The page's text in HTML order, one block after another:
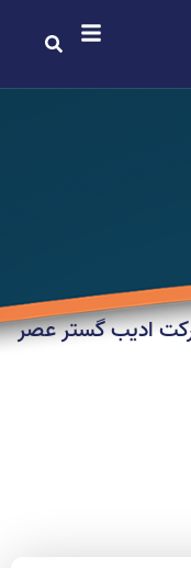
ادیب گستر عصر